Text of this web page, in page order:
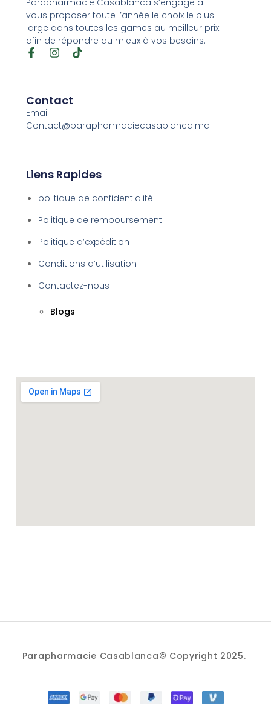
vous proposer toute l’année le choix le plus
large dans toutes les games au meilleur prix
afin de répondre au mieux à vos besoins.
Contact
Email:
Contact@parapharmaciecasablanca.ma
Liens Rapides
politique de confidentialité
Politique de remboursement
Politique d’expédition
Conditions d’utilisation
Contactez-nous
Blogs
Parapharmacie Casablanca© Copyright 2025.